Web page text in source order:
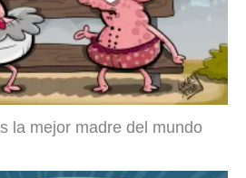
la mejor madre del mundo